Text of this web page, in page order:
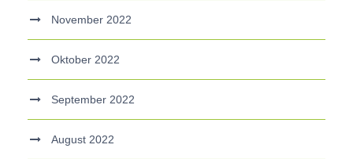
November 2022
Oktober 2022
September 2022
August 2022